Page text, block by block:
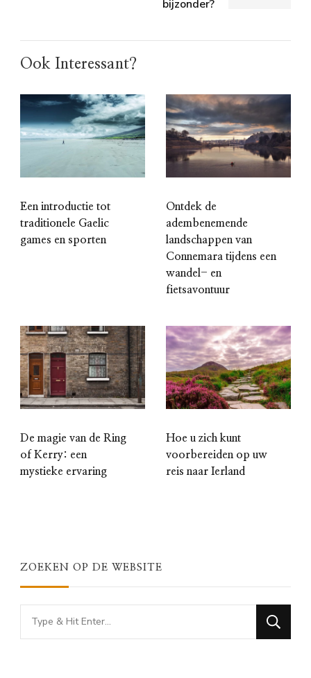
bijzonder?
Ook Interessant?
Een introductie tot
traditionele Gaelic
games en sporten
Ontdek de
adembenemende
landschappen van
Connemara tijdens een
wandel- en
fietsavontuur
De magie van de Ring
of Kerry: een
mystieke ervaring
Hoe u zich kunt
voorbereiden op uw
reis naar Ierland
ZOEKEN OP DE WEBSITE
Looking
for